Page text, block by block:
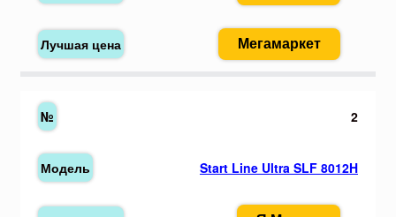
Мегамаркет
2
Start Line Ultra SLF 8012H